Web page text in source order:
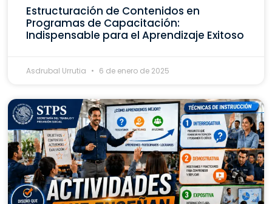
Estructuración de Contenidos en
Programas de Capacitación:
Indispensable para el Aprendizaje Exitoso
Asdrubal Urrutia 6 de enero de 2025